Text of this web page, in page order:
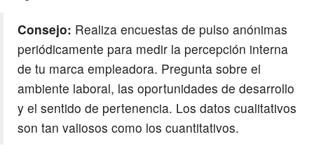
Consejo: Realiza encuestas de pulso anónimas
periódicamente para medir la percepción interna
de tu marca empleadora. Pregunta sobre el
ambiente laboral, las oportunidades de desarrollo
y el sentido de pertenencia. Los datos cualitativos
son tan valiosos como los cuantitativos.